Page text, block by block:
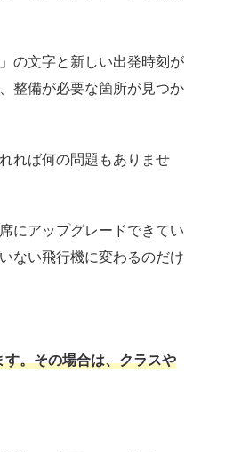
の文字と新しい出発時刻が
整備が必要な箇所が見つか
れば何の問題もありませ
にアップグレードできてい
ない飛行機に変わるのだけ
。その場合は、クラスや